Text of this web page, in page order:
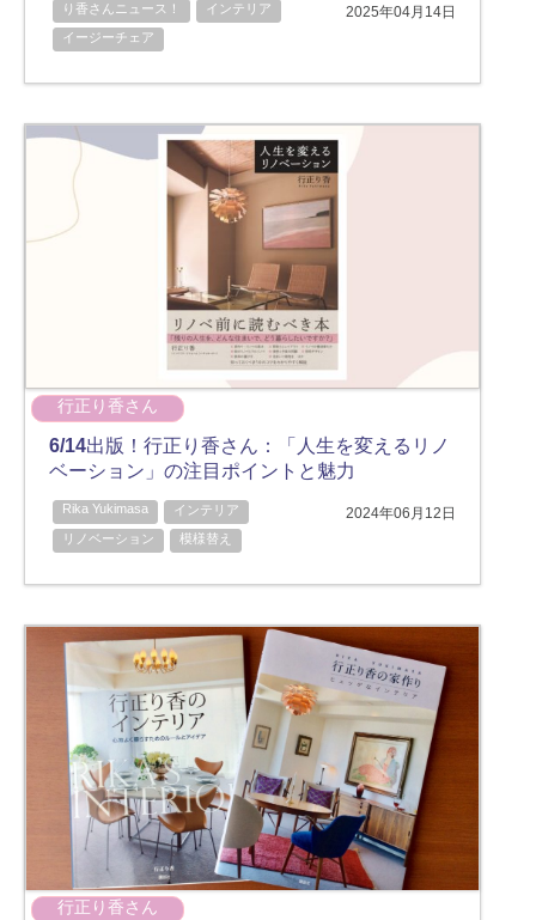
り香さんニュース！
インテリア
イージーチェア
2025年04月14日
行正り香さん
6/14出版！行正り香さん：「人生を変えるリノ
ベーション」の注目ポイントと魅力
Rika Yukimasa
インテリア
リノベーション
模様替え
2024年06月12日
行正り香さん